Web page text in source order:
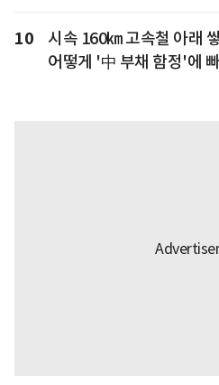
10
시속 160㎞ 고속철 아래
어떻게 '中 부채 함정'에